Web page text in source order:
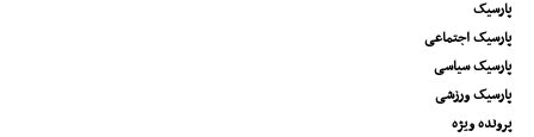
پارسیک
پارسیک اجتماعی
پارسیک سیاسی
پارسیک ورزشی
پرونده ویژه